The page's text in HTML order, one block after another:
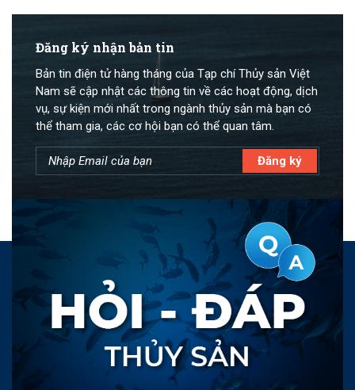
Đăng ký nhận bản tin
Bản tin điện tử hàng tháng của Tạp chí Thủy sản Việt
Nam sẽ cập nhật các thông tin về các hoạt động, dịch
vụ, sự kiện mới nhất trong ngành thủy sản mà bạn có
thể tham gia, các cơ hội bạn có thể quan tâm.